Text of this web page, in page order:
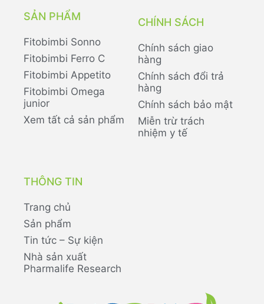
SẢN PHẨM
Fitobimbi Sonno
Fitobimbi Ferro C
Fitobimbi Appetito
Fitobimbi Omega
junior
Xem tất cả sản phẩm
CHÍNH SÁCH
Chính sách giao
hàng
Chính sách đổi trả
hàng
Chính sách bảo mật
Miễn trừ trách
nhiệm y tế
THÔNG TIN
Trang chủ
Sản phẩm
Tin tức – Sự kiện
Nhà sản xuất
Pharmalife Research